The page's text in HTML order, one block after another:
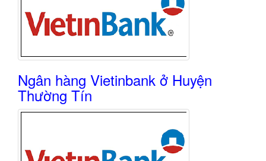
Ngân hàng Vietinbank ở Huyện
Thường Tín